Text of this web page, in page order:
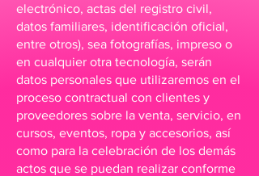
electrónico, actas del registro civil,
datos familiares, identificación oficial,
entre otros), sea fotografías, impreso o
en cualquier otra tecnología, serán
datos personales que utilizaremos en el
proceso contractual con clientes y
proveedores sobre la venta, servicio, en
cursos, eventos, ropa y accesorios, así
como para la celebración de los demás
actos que se puedan realizar conforme